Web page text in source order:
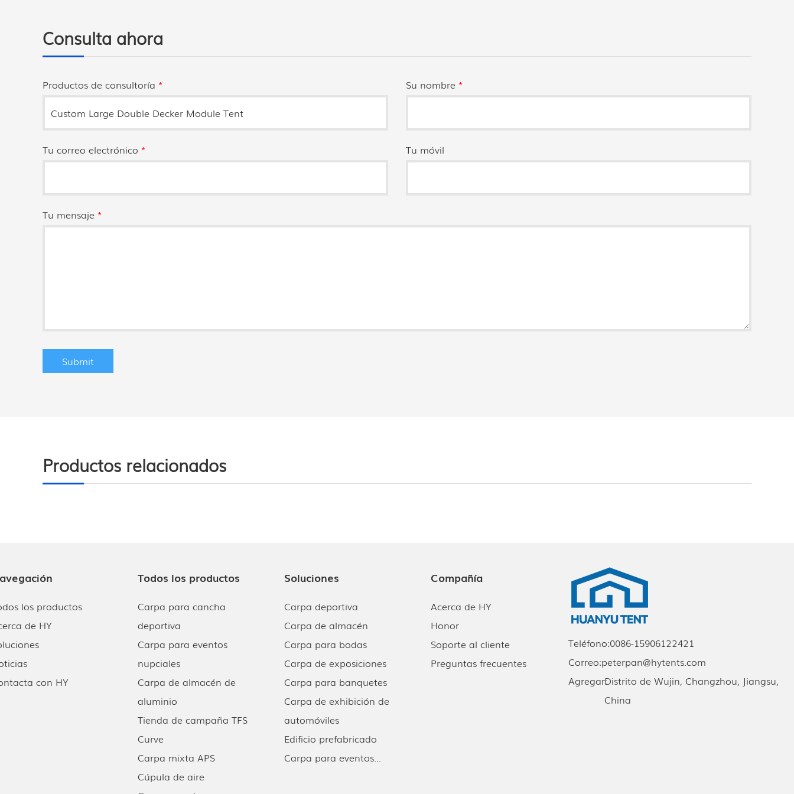
Consulta ahora
Productos de consultoría * Su nombre *
Tu correo electrónico * Tu móvil
Tu mensaje *
Productos relacionados
los productos
de HY
con HY
Todos los productos
Carpa para cancha
deportiva
Carpa para eventos
nupciales
Carpa de almacén de
aluminio
Tienda de campaña TFS
Curve
Carpa mixta APS
Cúpula de aire
Soluciones
Carpa deportiva
Carpa de almacén
Carpa para bodas
Carpa de exposiciones
Carpa para banquetes
Carpa de exhibición de
automóviles
Edificio prefabricado
Carpa para eventos...
Compañía
Acerca de HY
Honor
Soporte al cliente
Preguntas frecuentes
Agregar:Distrito de Wujin, Changzhou, Jiangsu,
China
Teléfono:0086-15906122421
Correo:peterpan@hytents.com